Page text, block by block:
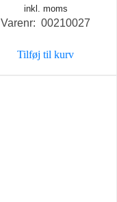
inkl. moms
Varenr: 00210027
Tilføj til kurv